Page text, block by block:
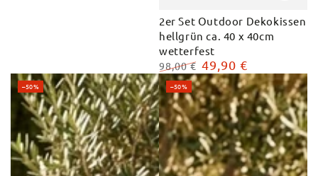
2er Set Outdoor Dekokissen
hellgrün ca. 40 x 40cm
wetterfest
Regulärer
Preis
98,00 €
Verkaufspreis
49,90 €
–50% –50%